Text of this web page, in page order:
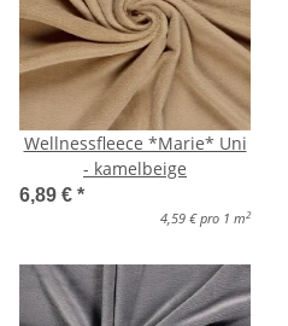
Wellnessfleece *Marie* Uni
- kamelbeige
6,89 € *
4,59 € pro 1 m 2